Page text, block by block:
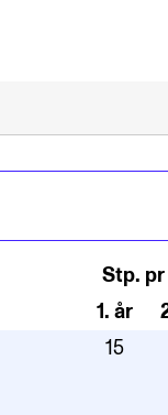
Stp. pr
1. år
15